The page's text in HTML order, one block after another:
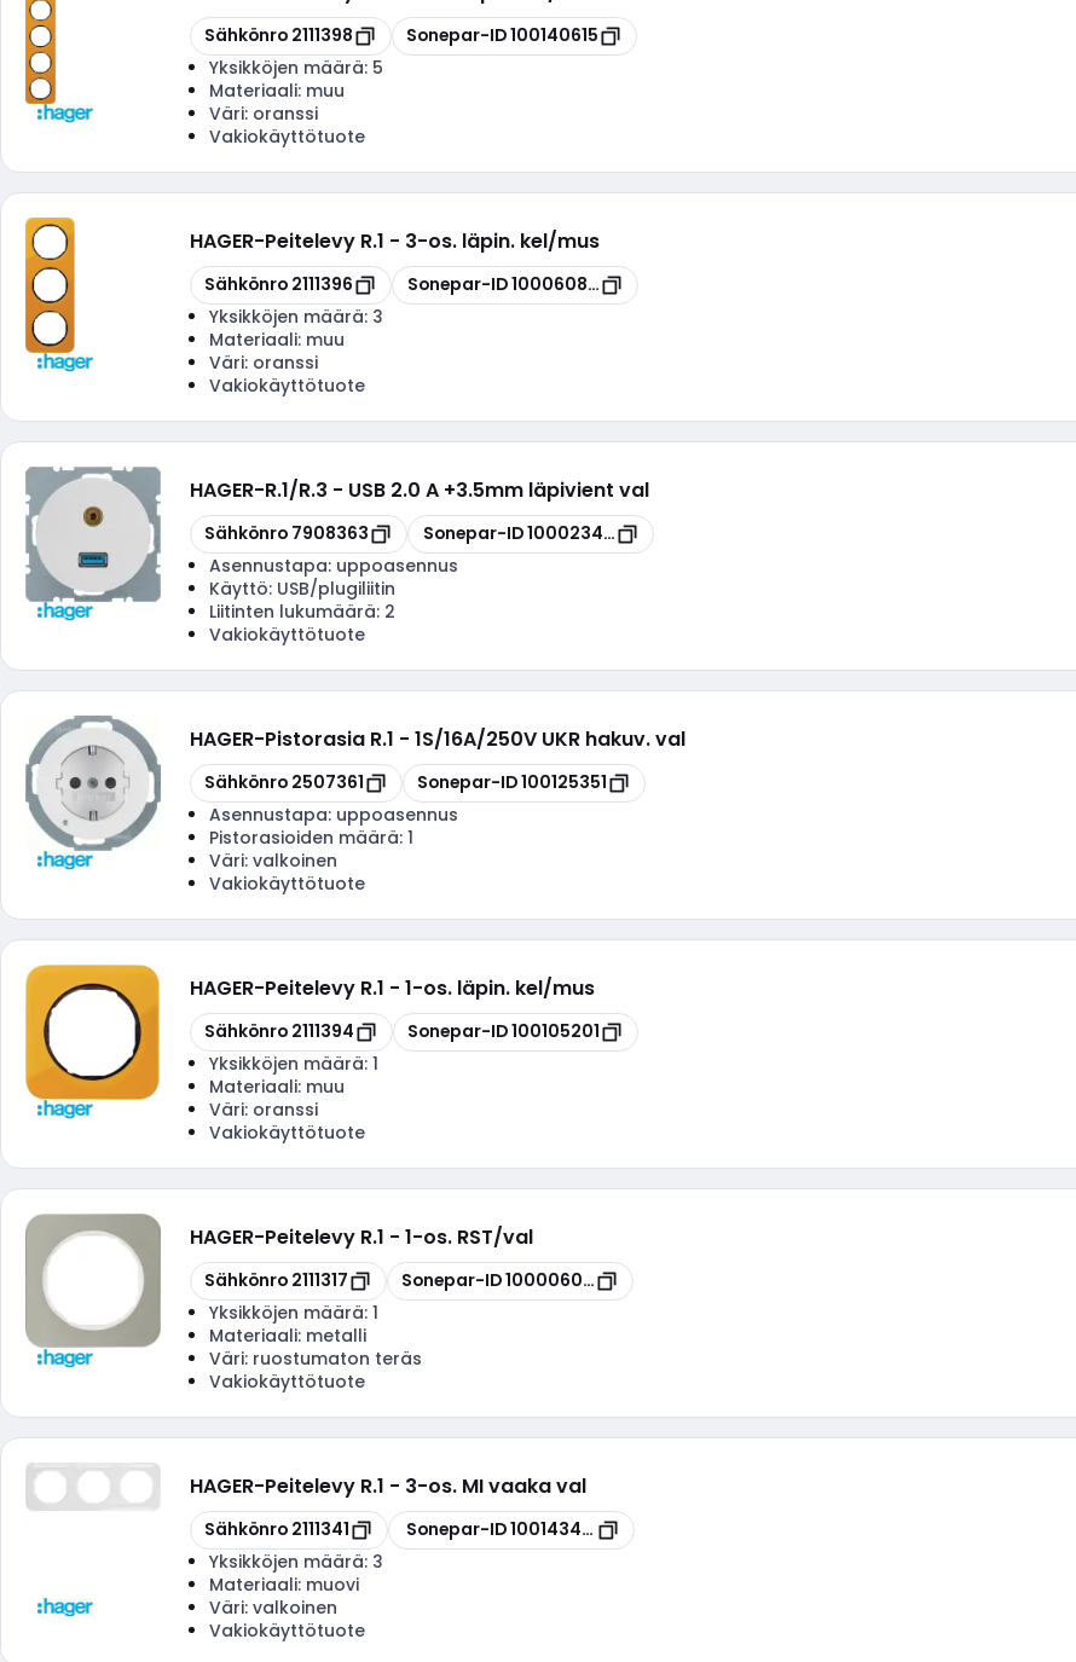
Kopioi
Sähkönro 2111398 Kopioi
Sonepar-ID100140615
Yksikköjen määrä: 5
Materiaali: muu
Väri: oranssi
Vakiokäyttötuote
HAGER-Peitelevy R.1 - 3-os. läpin. kel/mus
Kopioi
Sähkönro 2111396 Kopioi
Sonepar-ID100060888
Yksikköjen määrä: 3
Materiaali: muu
Väri: oranssi
Vakiokäyttötuote
HAGER-R.1/R.3 - USB 2.0 A +3.5mm läpivient val
Kopioi
Sähkönro 7908363 Kopioi
Sonepar-ID100023480
Asennustapa: uppoasennus
Käyttö: USB/plugiliitin
Liitinten lukumäärä: 2
Vakiokäyttötuote
HAGER-Pistorasia R.1 - 1S/16A/250V UKR hakuv. val
Kopioi
Sähkönro 2507361 Kopioi
Sonepar-ID100125351
Asennustapa: uppoasennus
Pistorasioiden määrä: 1
Väri: valkoinen
Vakiokäyttötuote
HAGER-Peitelevy R.1 - 1-os. läpin. kel/mus
Kopioi
Sähkönro 2111394 Kopioi
Sonepar-ID100105201
Yksikköjen määrä: 1
Materiaali: muu
Väri: oranssi
Vakiokäyttötuote
HAGER-Peitelevy R.1 - 1-os. RST/val
Kopioi
Sähkönro 2111317 Kopioi
Sonepar-ID100006040
Yksikköjen määrä: 1
Materiaali: metalli
Väri: ruostumaton teräs
Vakiokäyttötuote
HAGER-Peitelevy R.1 - 3-os. MI vaaka val
Kopioi
Sähkönro 2111341 Kopioi
Sonepar-ID100143420
Yksikköjen määrä: 3
Materiaali: muovi
Väri: valkoinen
Vakiokäyttötuote